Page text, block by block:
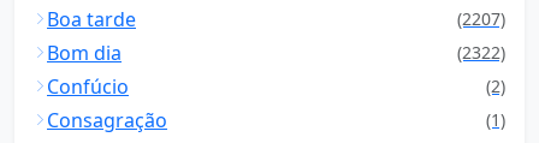
Boa tarde (2207)
Bom dia (2322)
Confúcio (2)
Consagração (1)